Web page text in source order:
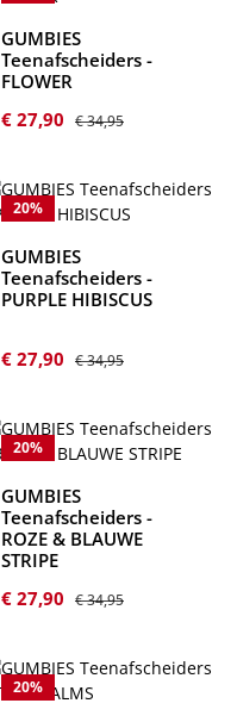
GUMBIES
Teenafscheiders -
FLOWER
Verkoopprijs:
€ 27,90 Normale prijs:
€ 34,95
20%
GUMBIES
Teenafscheiders -
PURPLE HIBISCUS
Verkoopprijs:
€ 27,90 Normale prijs:
€ 34,95
20%
GUMBIES
Teenafscheiders -
ROZE & BLAUWE
STRIPE
Verkoopprijs:
€ 27,90 Normale prijs:
€ 34,95
20%